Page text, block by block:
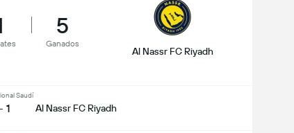
5
Ganados
Al Nassr FC Riyadh
Saudí
1 Al Nassr FC Riyadh